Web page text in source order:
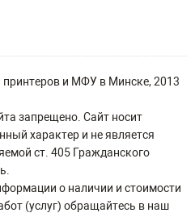
и МФУ в Минске, 2013
запрещено. Сайт носит
характер и не является
ст. 405 Гражданского
о наличии и стоимости
(услуг) обращайтесь в наш